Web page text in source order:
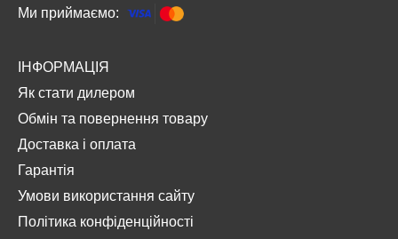
Ми приймаємо:
ІНФОРМАЦІЯ
Як стати дилером
Обмін та повернення товару
Доставка і оплата
Гарантія
Умови використання сайту
Політика конфіденційності